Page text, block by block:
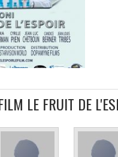
LE FRUIT DE